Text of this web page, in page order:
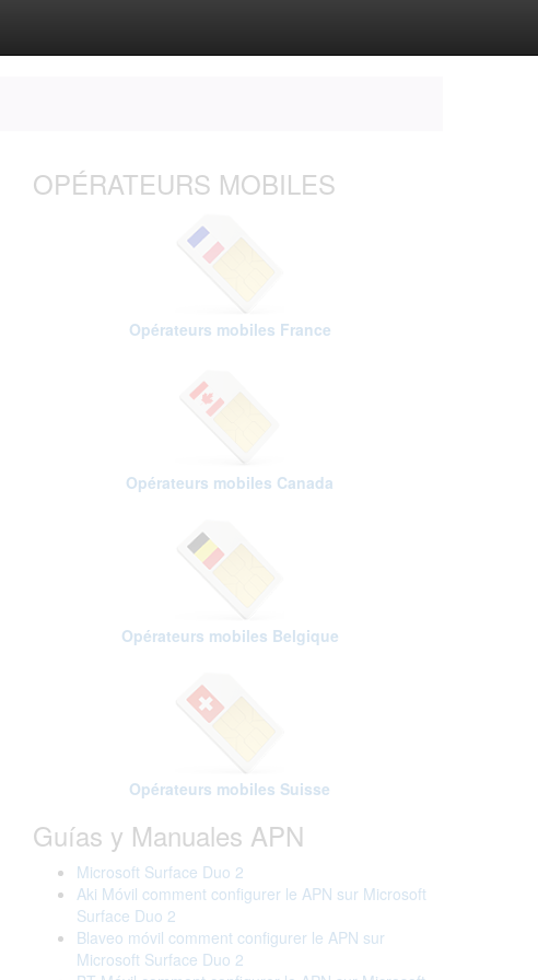
OPÉRATEURS MOBILES
Opérateurs mobiles France
Opérateurs mobiles Canada
Opérateurs mobiles Belgique
Opérateurs mobiles Suisse
Guías y Manuales APN
Microsoft Surface Duo 2
Aki Móvil comment configurer le APN sur Microsoft
Surface Duo 2
Blaveo móvil comment configurer le APN sur
Microsoft Surface Duo 2